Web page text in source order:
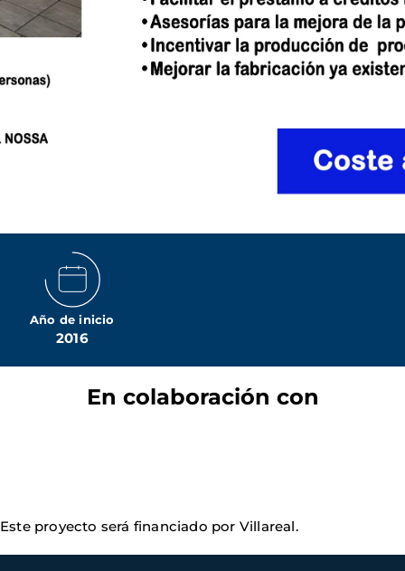
Año de inicio
2016
En colaboración con
Este proyecto será financiado por Villareal.